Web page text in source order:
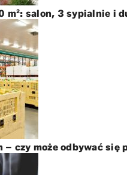
m²: salon, 3 sypialnie i
czy może odbywać się